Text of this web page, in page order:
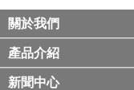
關於我們
產品介紹
新聞中心